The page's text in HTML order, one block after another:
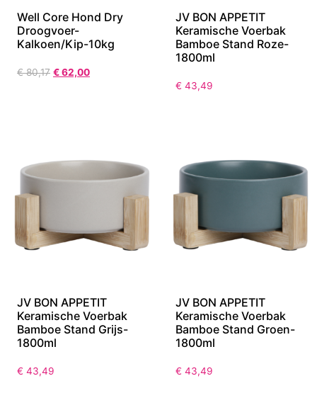
Well Core Hond Dry
Droogvoer-
Kalkoen/Kip-10kg
€80,17 €62,00
JV BON APPETIT
Keramische Voerbak
Bamboe Stand Roze-
1800ml
€ 43,49
JV BON APPETIT
Keramische Voerbak
Bamboe Stand Grijs-
1800ml
€ 43,49
JV BON APPETIT
Keramische Voerbak
Bamboe Stand Groen-
1800ml
€ 43,49